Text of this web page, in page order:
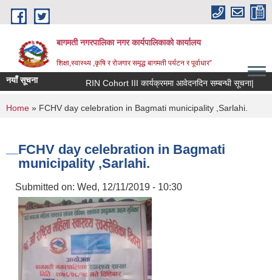
Skip to main content
बागमती नगरपालिका नगर कार्यपालिकाको कार्यालय
शिक्षा,स्वास्थ्य ,कृषि र रोजगार समृद्ध बागमती पर्यटन र पूर्वाधार”
नयाँ सूचना RIN Cohort III कार्यक्रममा आवेदनदिन सम्बन्धी सूचना|
You are here
Home » FCHV day celebration in Bagmati municipality ,Sarlahi.
FCHV day celebration in Bagmati
municipality ,Sarlahi.
Submitted on: Wed, 12/11/2019 - 10:30